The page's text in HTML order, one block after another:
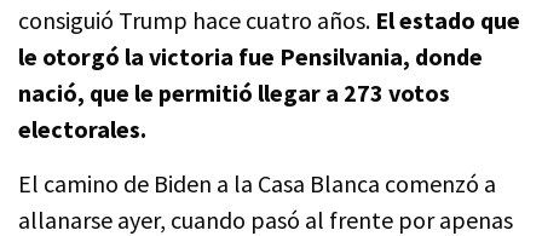
consiguió Trump hace cuatro años. El estado que
le otorgó la victoria fue Pensilvania, donde
nació, que le permitió llegar a 273 votos
electorales.
El camino de Biden a la Casa Blanca comenzó a
allanarse ayer, cuando pasó al frente por apenas